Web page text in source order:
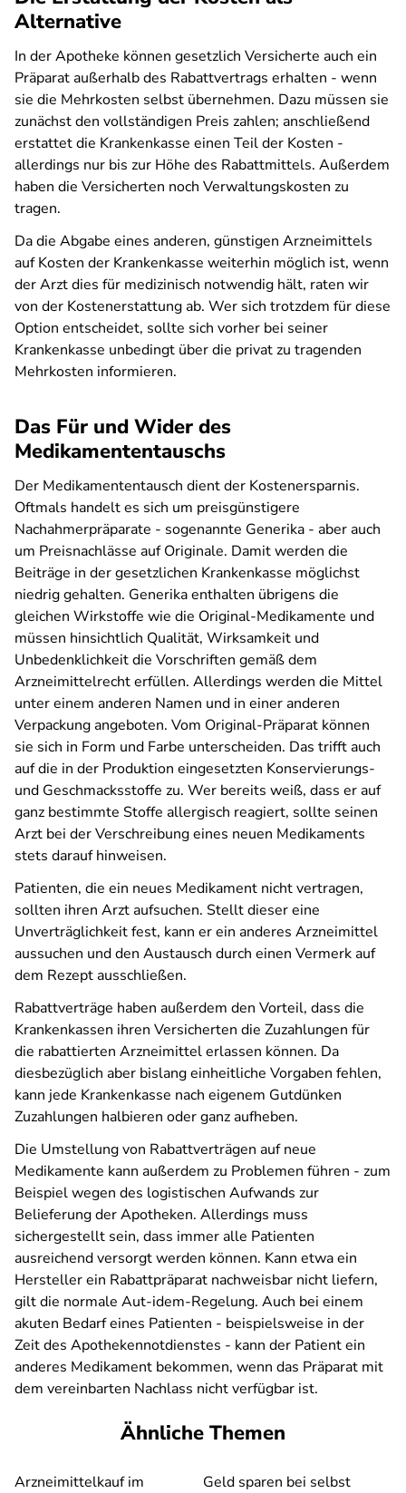
Alternative
In der Apotheke können gesetzlich Versicherte auch ein
Präparat außerhalb des Rabattvertrags erhalten - wenn
sie die Mehrkosten selbst übernehmen. Dazu müssen sie
zunächst den vollständigen Preis zahlen; anschließend
erstattet die Krankenkasse einen Teil der Kosten -
allerdings nur bis zur Höhe des Rabattmittels. Außerdem
haben die Versicherten noch Verwaltungskosten zu
tragen.
Da die Abgabe eines anderen, günstigen Arzneimittels
auf Kosten der Krankenkasse weiterhin möglich ist, wenn
der Arzt dies für medizinisch notwendig hält, raten wir
von der Kostenerstattung ab. Wer sich trotzdem für diese
Option entscheidet, sollte sich vorher bei seiner
Krankenkasse unbedingt über die privat zu tragenden
Mehrkosten informieren.
Das Für und Wider des
Medikamententauschs
Der Medikamententausch dient der Kostenersparnis.
Oftmals handelt es sich um preisgünstigere
Nachahmerpräparate - sogenannte Generika - aber auch
um Preisnachlässe auf Originale. Damit werden die
Beiträge in der gesetzlichen Krankenkasse möglichst
niedrig gehalten. Generika enthalten übrigens die
gleichen Wirkstoffe wie die Original-Medikamente und
müssen hinsichtlich Qualität, Wirksamkeit und
Unbedenklichkeit die Vorschriften gemäß dem
Arzneimittelrecht erfüllen. Allerdings werden die Mittel
unter einem anderen Namen und in einer anderen
Verpackung angeboten. Vom Original-Präparat können
sie sich in Form und Farbe unterscheiden. Das trifft auch
auf die in der Produktion eingesetzten Konservierungs-
und Geschmacksstoffe zu. Wer bereits weiß, dass er auf
ganz bestimmte Stoffe allergisch reagiert, sollte seinen
Arzt bei der Verschreibung eines neuen Medikaments
stets darauf hinweisen.
Patienten, die ein neues Medikament nicht vertragen,
sollten ihren Arzt aufsuchen. Stellt dieser eine
Unverträglichkeit fest, kann er ein anderes Arzneimittel
aussuchen und den Austausch durch einen Vermerk auf
dem Rezept ausschließen.
Rabattverträge haben außerdem den Vorteil, dass die
Krankenkassen ihren Versicherten die Zuzahlungen für
die rabattierten Arzneimittel erlassen können. Da
diesbezüglich aber bislang einheitliche Vorgaben fehlen,
kann jede Krankenkasse nach eigenem Gutdünken
Zuzahlungen halbieren oder ganz aufheben.
Die Umstellung von Rabattverträgen auf neue
Medikamente kann außerdem zu Problemen führen - zum
Beispiel wegen des logistischen Aufwands zur
Belieferung der Apotheken. Allerdings muss
sichergestellt sein, dass immer alle Patienten
ausreichend versorgt werden können. Kann etwa ein
Hersteller ein Rabattpräparat nachweisbar nicht liefern,
gilt die normale Aut-idem-Regelung. Auch bei einem
akuten Bedarf eines Patienten - beispielsweise in der
Zeit des Apothekennotdienstes - kann der Patient ein
anderes Medikament bekommen, wenn das Präparat mit
dem vereinbarten Nachlass nicht verfügbar ist.
Ähnliche Themen
Arzneimittelkauf im
Geld sparen bei selbst